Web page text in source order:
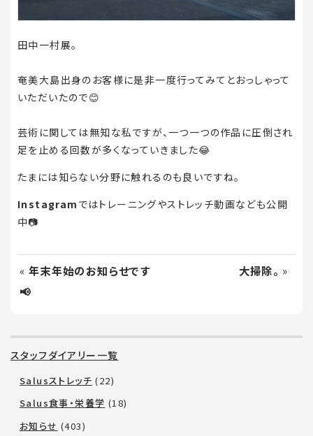
田中一村展。
奄美大島出身のお客様に是非一度行ってみてとおっしゃって
いただいたので😊
芸術に関しては無知な私ですが、一つ一つの作品に圧倒され
足を止める回数が多くなっていきました😂
たまには知らない分野に触れるのも良いですね。
Instagram ではトレーニングやストレッチ動画なども公開
中📷
« 年末年始のお知らせです
📢
大掃除。 »
スタッフダイアリー一覧
Salusストレッチ (22)
Salus食事・栄養学 (18)
お知らせ (403)